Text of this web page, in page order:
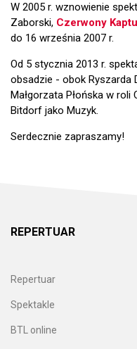
W 2005 r. wznowienie
Zaborski, Czerwony
do 16 września 2007 r.
Od 5 stycznia 2013 r.
obsadzie - obok Ryszarda
Małgorzata Płońska w
Bitdorf jako Muzyk.
Serdecznie zapraszamy!
REPERTUAR
Repertuar
Spektakle
BTL online